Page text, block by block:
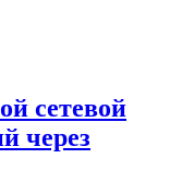
сетевой
через